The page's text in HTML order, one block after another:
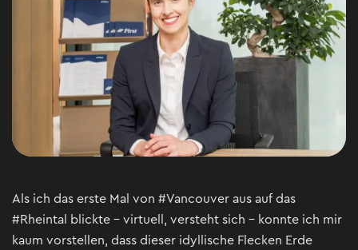
Als ich das erste Mal von #Vancouver aus auf das
#Rheintal blickte – virtuell, versteht sich – konnte ich mir
kaum vorstellen, dass dieser idyllische Flecken Erde